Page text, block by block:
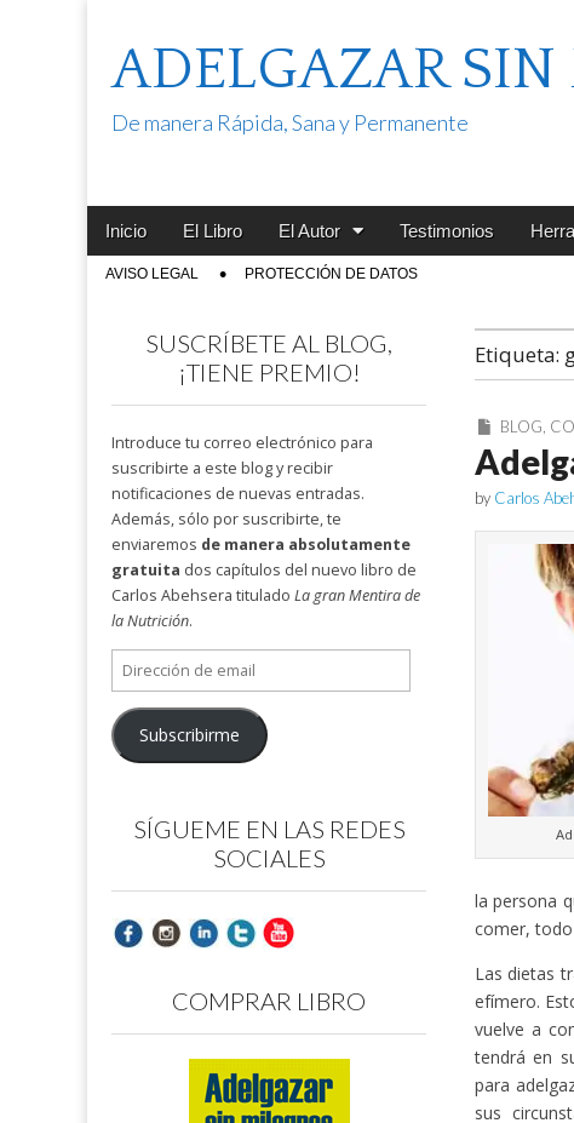
ADELGAZAR SIN
De manera Rápida, Sana y Permanente
Main
Skip
content
Inicio El Libro El Autor Testimonios
SubAVISO LEGAL PROTECCIÓN DE DATOS
Etiqueta:
BLOG,
by Carlos
la persona
comer,
Las dietas
efímero.
vuelve a
tendrá en
para
sus
SUSCRÍBETE AL BLOG,
¡TIENE PREMIO!
Introduce tu correo electrónico para
suscribirte a este blog y recibir
notificaciones de nuevas entradas.
Además, sólo por suscribirte, te
enviaremos de manera absolutamente
gratuita dos capítulos del nuevo libro de
Carlos Abehsera titulado La gran Mentira de
la Nutrición.
Dirección
de
email
Subscribirme
SÍGUEME EN LAS REDES
SOCIALES
COMPRAR LIBRO